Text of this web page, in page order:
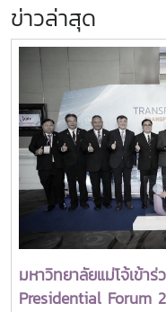
ข่าวล่าสุด
มหาวิทยาลัยแม่โจ้เข้า
Presidential Forum